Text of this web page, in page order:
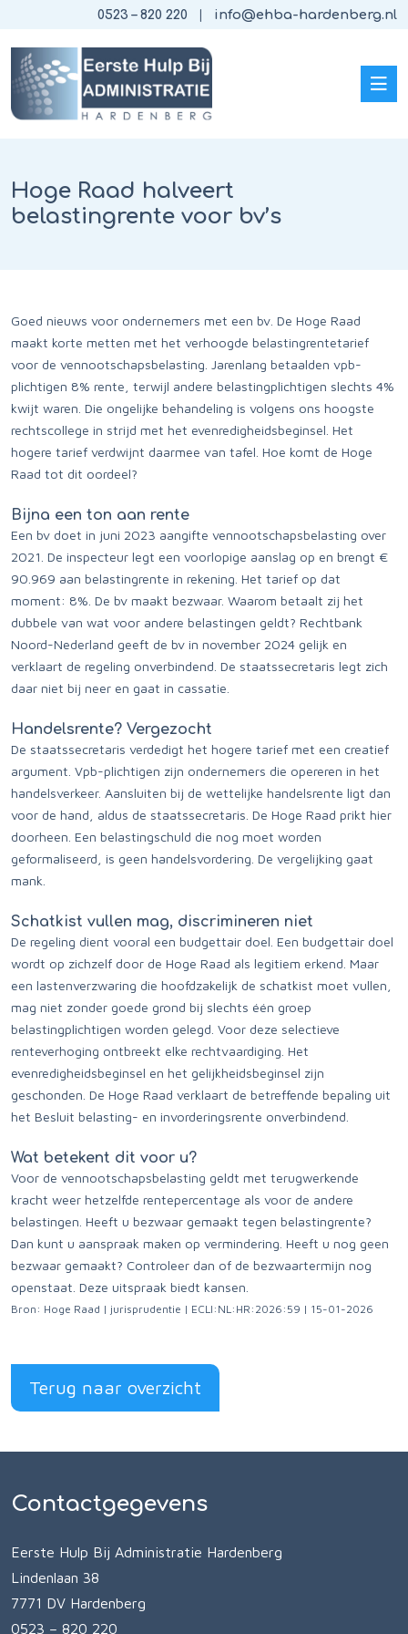
0523 – 820 220 info@ehba-hardenberg.nl
Hoge Raad halveert
belastingrente voor bv’s
Goed nieuws voor ondernemers met een bv. De Hoge Raad
maakt korte metten met het verhoogde belastingrentetarief
voor de vennootschapsbelasting. Jarenlang betaalden vpb-
plichtigen 8% rente, terwijl andere belastingplichtigen slechts 4%
kwijt waren. Die ongelijke behandeling is volgens ons hoogste
rechtscollege in strijd met het evenredigheidsbeginsel. Het
hogere tarief verdwijnt daarmee van tafel. Hoe komt de Hoge
Raad tot dit oordeel?
Bijna een ton aan rente
Een bv doet in juni 2023 aangifte vennootschapsbelasting over
2021. De inspecteur legt een voorlopige aanslag op en brengt €
90.969 aan belastingrente in rekening. Het tarief op dat
moment: 8%. De bv maakt bezwaar. Waarom betaalt zij het
dubbele van wat voor andere belastingen geldt? Rechtbank
Noord-Nederland geeft de bv in november 2024 gelijk en
verklaart de regeling onverbindend. De staatssecretaris legt zich
daar niet bij neer en gaat in cassatie.
Handelsrente? Vergezocht
De staatssecretaris verdedigt het hogere tarief met een creatief
argument. Vpb-plichtigen zijn ondernemers die opereren in het
handelsverkeer. Aansluiten bij de wettelijke handelsrente ligt dan
voor de hand, aldus de staatssecretaris. De Hoge Raad prikt hier
doorheen. Een belastingschuld die nog moet worden
geformaliseerd, is geen handelsvordering. De vergelijking gaat
mank.
Schatkist vullen mag, discrimineren niet
De regeling dient vooral een budgettair doel. Een budgettair doel
wordt op zichzelf door de Hoge Raad als legitiem erkend. Maar
een lastenverzwaring die hoofdzakelijk de schatkist moet vullen,
mag niet zonder goede grond bij slechts één groep
belastingplichtigen worden gelegd. Voor deze selectieve
renteverhoging ontbreekt elke rechtvaardiging. Het
evenredigheidsbeginsel en het gelijkheidsbeginsel zijn
geschonden. De Hoge Raad verklaart de betreffende bepaling uit
het Besluit belasting- en invorderingsrente onverbindend.
Wat betekent dit voor u?
Voor de vennootschapsbelasting geldt met terugwerkende
kracht weer hetzelfde rentepercentage als voor de andere
belastingen. Heeft u bezwaar gemaakt tegen belastingrente?
Dan kunt u aanspraak maken op vermindering. Heeft u nog geen
bezwaar gemaakt? Controleer dan of de bezwaartermijn nog
openstaat. Deze uitspraak biedt kansen.
Bron: Hoge Raad | jurisprudentie | ECLI:NL:HR:2026:59 | 15-01-2026
Terug naar overzicht
Contactgegevens
Eerste Hulp Bij Administratie Hardenberg
Lindenlaan 38
7771 DV Hardenberg
0523 – 820 220